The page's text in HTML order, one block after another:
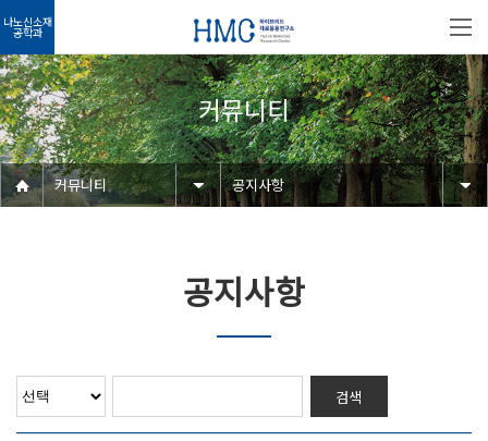
나노신소재
공학과
커뮤니티
커뮤니티 공지사항
공지사항
검색